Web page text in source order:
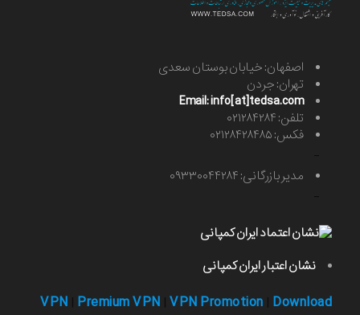
اصفهان: خیابان بوستان سعدی
تهران: جردن
Email: info[at]tedsa.com
تلفن: ۰۲۱۲۸۴۲۸۴
فکس: ۰۲۱۲۸۴۲۸۴۸۵
مدیر بازرگانی: ۰۹۳۳۰۰۴۴۲۸۴
نشان اعتبار ایران کمپانی
VPN Premium VPN VPN Promotion Download